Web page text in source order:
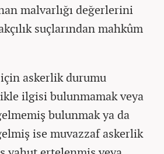
malvarlığı değerlerini
suçlarından mahkûm
askerlik durumu
ilgisi bulunmamak veya
bulunmak ya da
ise muvazzaf askerlik